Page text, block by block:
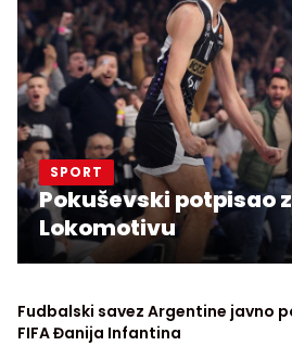
SPORT
Pokuševski potpisao
Lokomotivu
Fudbalski savez Argentine javno
FIFA Đanija Infantina